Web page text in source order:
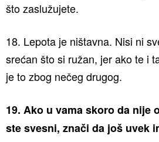
što zaslužujete.
18. Lepota je ništavna. Nisi ni
srećan što si ružan, jer ako te i
je to zbog nečeg drugog.
19. Ako u vama skoro da nije
ste svesni, znači da još uvek